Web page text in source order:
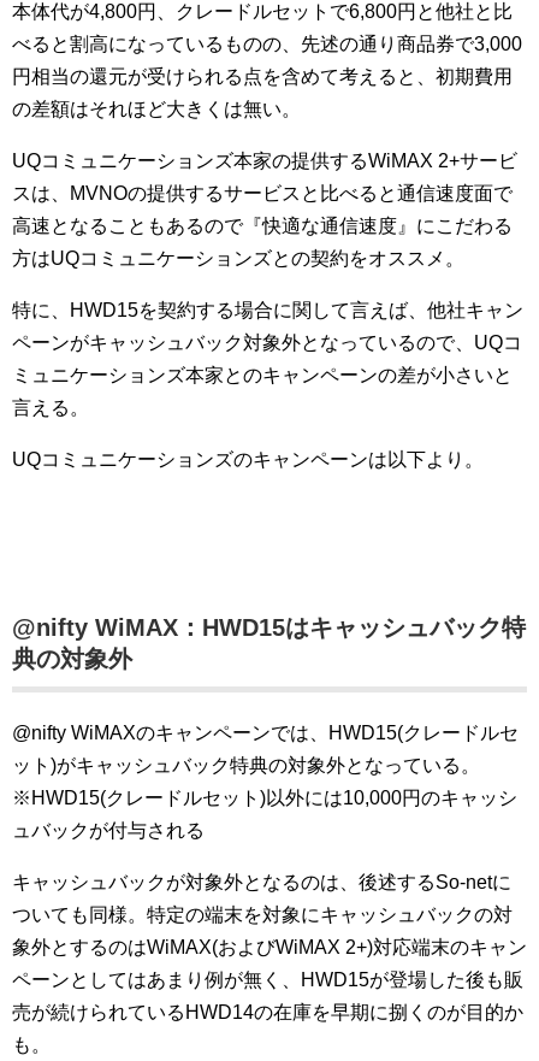
本体代が4,800円、クレードルセットで6,800円と他社と比
べると割高になっているものの、先述の通り商品券で3,000
円相当の還元が受けられる点を含めて考えると、初期費用
の差額はそれほど大きくは無い。
UQコミュニケーションズ本家の提供するWiMAX 2+サービ
スは、MVNOの提供するサービスと比べると通信速度面で
高速となることもあるので『快適な通信速度』にこだわる
方はUQコミュニケーションズとの契約をオススメ。
特に、HWD15を契約する場合に関して言えば、他社キャン
ペーンがキャッシュバック対象外となっているので、UQコ
ミュニケーションズ本家とのキャンペーンの差が小さいと
言える。
UQコミュニケーションズのキャンペーンは以下より。
@nifty WiMAX：HWD15はキャッシュバック特
典の対象外
@nifty WiMAXのキャンペーンでは、HWD15(クレードルセ
ット)がキャッシュバック特典の対象外となっている。
※HWD15(クレードルセット)以外には10,000円のキャッシ
ュバックが付与される
キャッシュバックが対象外となるのは、後述するSo-netに
ついても同様。特定の端末を対象にキャッシュバックの対
象外とするのはWiMAX(およびWiMAX 2+)対応端末のキャン
ペーンとしてはあまり例が無く、HWD15が登場した後も販
売が続けられているHWD14の在庫を早期に捌くのが目的か
も。